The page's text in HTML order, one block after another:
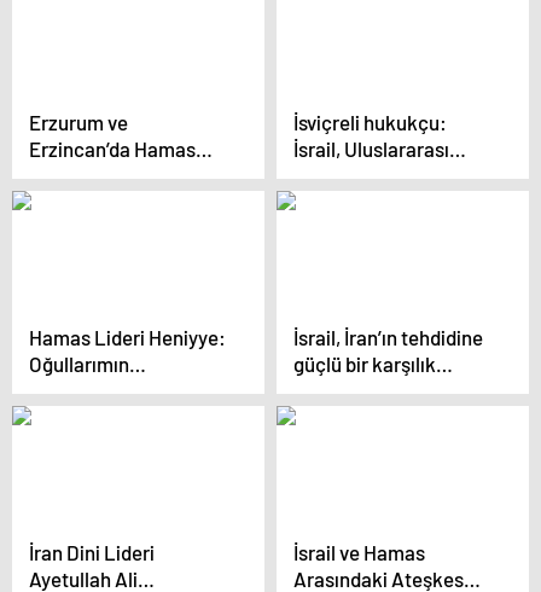
Erzurum ve
Erzincan’da Hamas
lideri İsmail Heniyye ve
Gazzeliler için gıyabi
İsviçreli hukukçu:
İsrail, Uluslararası
Adalet Divanı
kararlarına uymakla
Hamas Lideri Heniyye:
Oğullarımın
öldürülmesi, ateşkes
taleplerimizi etkilemez
İsrail, İran’ın tehdidine
güçlü bir karşılık
vereceğini açıkladı
İran Dini Lideri
Ayetullah Ali
İsrail ve Hamas
Arasındaki Ateşkes